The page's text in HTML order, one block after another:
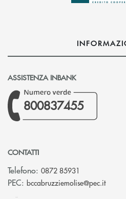
ASSISTENZA INBANK
800837455
CONTATTI
Telefono: 0872 85931
PEC: bccabruzziemolise@pec.it(si